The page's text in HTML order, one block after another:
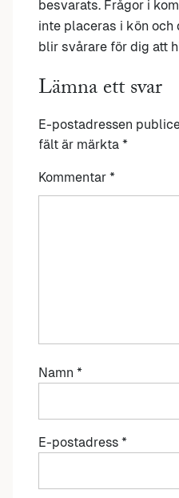
besvarats. Frågor i
inte placeras i kön
blir svårare för dig att
Lämna ett svar
E-postadressen
fält är märkta *
Kommentar *
Namn *
E-postadress *